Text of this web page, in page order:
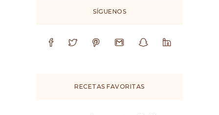
SÍGUENOS
RECETAS FAVORITAS